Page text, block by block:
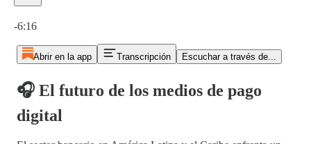
-6:16
Abrir en la app Transcripción Escuchar a través de...
🎧 El futuro de los medios de pago
digital